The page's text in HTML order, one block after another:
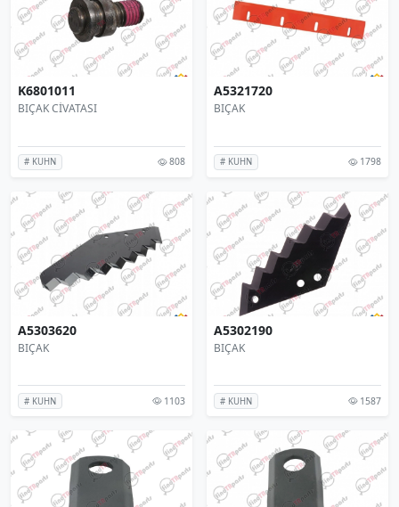
K6801011
BIÇAK CİVATASI
# KUHN 808
A5321720
BIÇAK
# KUHN 1798
A5303620
BIÇAK
# KUHN 1103
A5302190
BIÇAK
# KUHN 1587